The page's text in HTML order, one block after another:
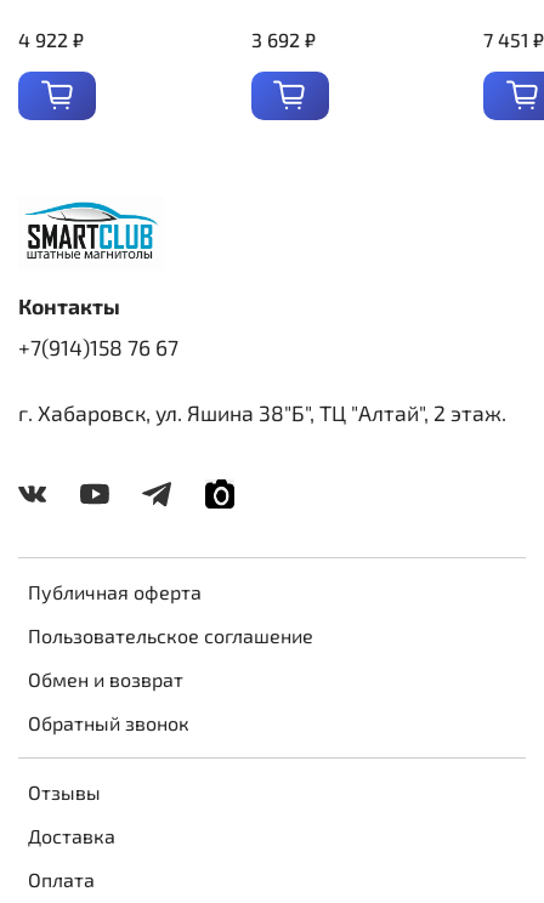
4 922 ₽ 3 692 ₽ 7 451 ₽
Публичная оферта
Пользовательское соглашение
Обмен и возврат
Обратный звонок
Отзывы
Доставка
Оплата
Контакты
+7(914)158 76 67
г. Хабаровск, ул. Яшина 38"Б", ТЦ "Алтай", 2 этаж.